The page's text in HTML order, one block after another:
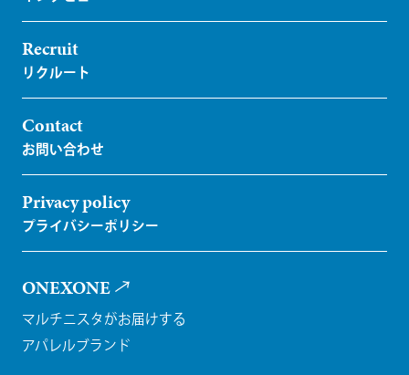
Recruit
Contact
Privacy policy
ONEXONE
マルチニスタがお届けする
アパレルブランド